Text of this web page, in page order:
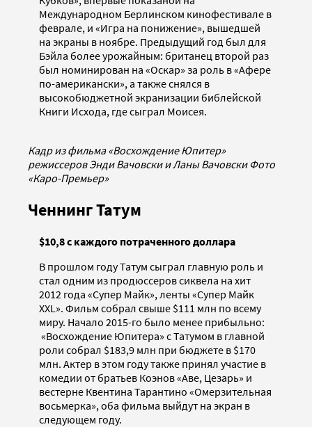
Международном Берлинском кинофестивале в
феврале, и «Игра на понижение», вышедшей
на экраны в ноябре. Предыдущий год был для
Бэйла более урожайным: британец второй раз
был номинирован на «Оскар» за роль в «Афере
по-американски», а также снялся в
высокобюджетной экранизации библейской
Книги Исхода, где сыграл Моисея.
Кадр из фильма «Восхождение Юпитер»
режиссеров Энди Вачовски и Ланы Вачовски Фото
«Каро-Премьер»
Ченнинг Татум
$10,8 с каждого потраченного доллара
В прошлом году Татум сыграл главную роль и
стал одним из продюссеров сиквела на хит
2012 года «Супер Майк», ленты «Супер Майк
ХХL». Фильм собрал свыше $111 млн по всему
миру. Начало 2015-го было менее прибыльно:
«Восхождение Юпитера» с Татумом в главной
роли собрал $183,9 млн при бюджете в $170
млн. Актер в этом году также принял участие в
комедии от братьев Коэнов «Аве, Цезарь» и
вестерне Квентина Тарантино «Омерзительная
восьмерка», оба фильма выйдут на экран в
следующем году.